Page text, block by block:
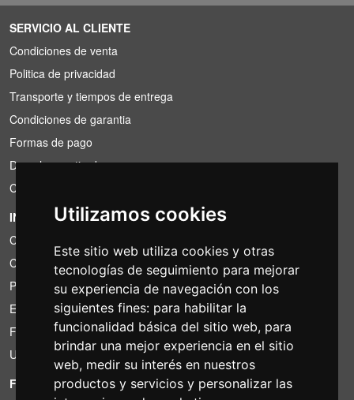
Utilizamos cookies
Este sitio web utiliza cookies y otras
tecnologías de seguimiento para mejorar
su experiencia de navegación con los
siguientes fines: para habilitar la
funcionalidad básica del sitio web, para
brindar una mejor experiencia en el sitio
web, medir su interés en nuestros
productos y servicios y personalizar las
SERVICIO AL CLIENTE
Condiciones de venta
Politica de privacidad
Transporte y tiempos de entrega
Condiciones de garantia
Formas de pago
Derecho a retirada
Condiciones de IVA
INFORMACIÓN
Condiciones de alquiler
Cotizaciones
Paquetes de ahorro
Encontrado por menos?
Financiacion
Uso
FOTOCOLOMBO.IT